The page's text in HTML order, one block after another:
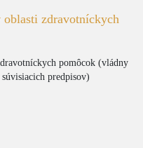
oblasti zdravotníckych
pomôcok (vládny
predpisov)